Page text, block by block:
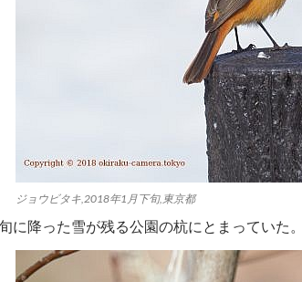
ジョウビタキ,2018年1月下旬,東京都
に降った雪が残る公園の杭にとまっていた。